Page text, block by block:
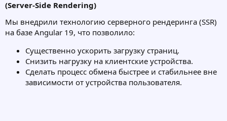
(Server-Side Rendering)
Мы внедрили технологию серверного рендеринга (SSR)
на базе Angular 19, что позволило:
Существенно ускорить загрузку страниц.
Снизить нагрузку на клиентские устройства.
Сделать процесс обмена быстрее и стабильнее вне
зависимости от устройства пользователя.